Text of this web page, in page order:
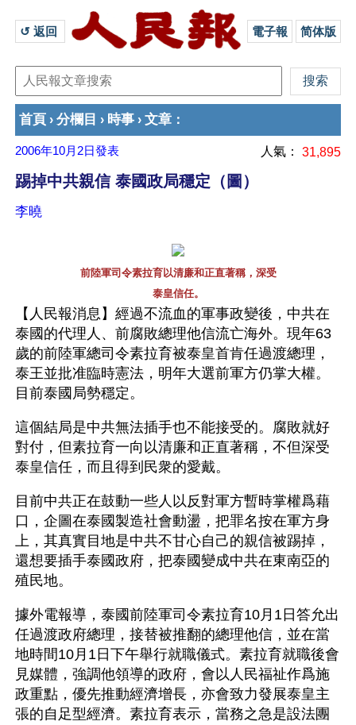
↺ 返回 電子報 简体版
首頁 › 分欄目 › 時事 › 文章 ：
2006年10月2日發表 人氣： 31,895
踢掉中共親信 泰國政局穩定（圖）
李曉
前陸軍司令素拉育以清廉和正直著稱，深受
泰皇信任。
【人民報消息】經過不流血的軍事政變後，中共在
泰國的代理人、前腐敗總理他信流亡海外。現年63
歲的前陸軍總司令素拉育被泰皇首肯任過渡總理，
泰王並批准臨時憲法，明年大選前軍方仍掌大權。
目前泰國局勢穩定。
這個結局是中共無法插手也不能接受的。腐敗就好
對付，但素拉育一向以清廉和正直著稱，不但深受
泰皇信任，而且得到民衆的愛戴。
目前中共正在鼓動一些人以反對軍方暫時掌權爲藉
口，企圖在泰國製造社會動盪，把罪名按在軍方身
上，其真實目地是中共不甘心自己的親信被踢掉，
還想要插手泰國政府，把泰國變成中共在東南亞的
殖民地。
據外電報導，泰國前陸軍司令素拉育10月1日答允出
任過渡政府總理，接替被推翻的總理他信，並在當
地時間10月1日下午舉行就職儀式。素拉育就職後會
見媒體，強調他領導的政府，會以人民福祉作爲施
政重點，優先推動經濟增長，亦會致力發展泰皇主
張的自足型經濟。素拉育表示，當務之急是設法團